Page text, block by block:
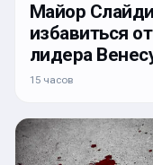
Майор
избавиться
лидера
15 часов